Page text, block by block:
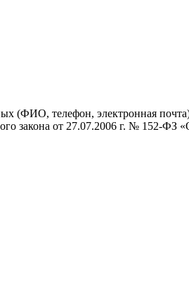
(ФИО, телефон, электронная
закона от 27.07.2006 г. № 152-ФЗ